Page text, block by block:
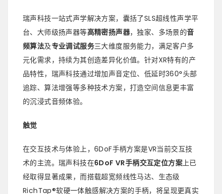
瑞声科技一站式声学解决方案，囊括了SLS超线性声学平
台、大师级扬声器等高精密扬声器，独家、多场景的音
频算法及专业调试服务三大维度服务能力，满足客户多
元化需求，持续为其创造差异化价值。针对XR特有的产
品特性，瑞声科技通过增加声音定位、低延时360°头部
追踪、算法增强等多种技术方案，打造空间信息更丰富
的沉浸式音频体验。
触觉
在交互技术与体验上，6DoF手柄方案是VR当前交互技
术的主流。瑞声科技在6DoF VR手柄交互定位方案 上已
经取得显著成果，而搭载超宽频线性马达、生态级
RichTap®软硬一体触感解决方案的手柄，将呈现更真实